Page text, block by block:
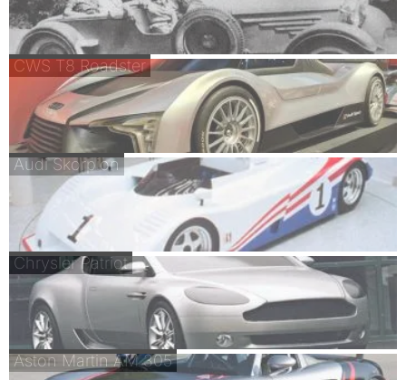
CWS T8 Roadster
Audi Skorpion
Chrysler Patriot
Aston Martin AM 305